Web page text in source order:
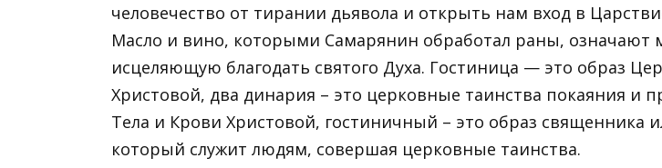
человечество от тирании дьявола и открыть нам вход в
Масло и вино, которыми Самарянин обработал раны,
исцеляющую благодать святого Духа. Гостиница — это образ
Христовой, два динария – это церковные таинства покаяния и
Тела и Крови Христовой, гостиничный – это образ священника
который служит людям, совершая церковные таинства.